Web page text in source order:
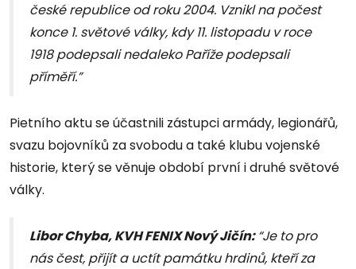
české republice od roku 2004. Vznikl na počest
konce 1. světové války, kdy 11. listopadu v roce
1918 podepsali nedaleko Paříže podepsali
příměří.”
Pietního aktu se účastnili zástupci armády, legionářů,
svazu bojovníků za svobodu a také klubu vojenské
historie, který se věnuje období první i druhé světové
války.
Libor Chyba, KVH FENIX Nový Jičín:“Je to pro
nás čest, přijít a uctít památku hrdinů, kteří za